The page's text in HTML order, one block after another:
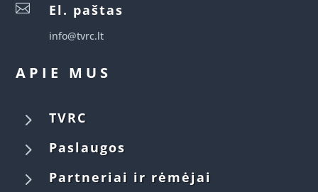
 El. paštas
info@tvrc.lt
APIE MUS
5 TVRC
5 Paslaugos
5 Partneriai ir rėmėjai